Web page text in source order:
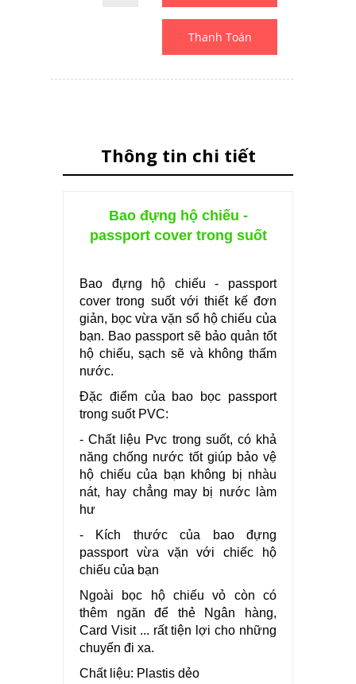
Thanh Toán
Thông tin chi tiết
Bao đựng hộ chiếu -
passport cover trong suốt
Bao đựng hộ chiếu - passport
cover trong suốt với thiết kế đơn
giản, bọc vừa vặn sổ hộ chiếu của
bạn. Bao passport sẽ bảo quản tốt
hộ chiếu, sạch sẽ và không thấm
nước.
Đặc điểm của bao bọc passport
trong suốt PVC:
- Chất liệu Pvc trong suốt, có khả
năng chống nước tốt giúp bảo vệ
hộ chiếu của bạn không bị nhàu
nát, hay chẳng may bị nước làm
hư
- Kích thước của bao đựng
passport vừa vặn với chiếc hộ
chiếu của bạn
Ngoài bọc hộ chiếu vỏ còn có
thêm ngăn để thẻ Ngân hàng,
Card Visit ... rất tiện lợi cho những
chuyến đi xa.
Chất liệu: Plastis dẻo